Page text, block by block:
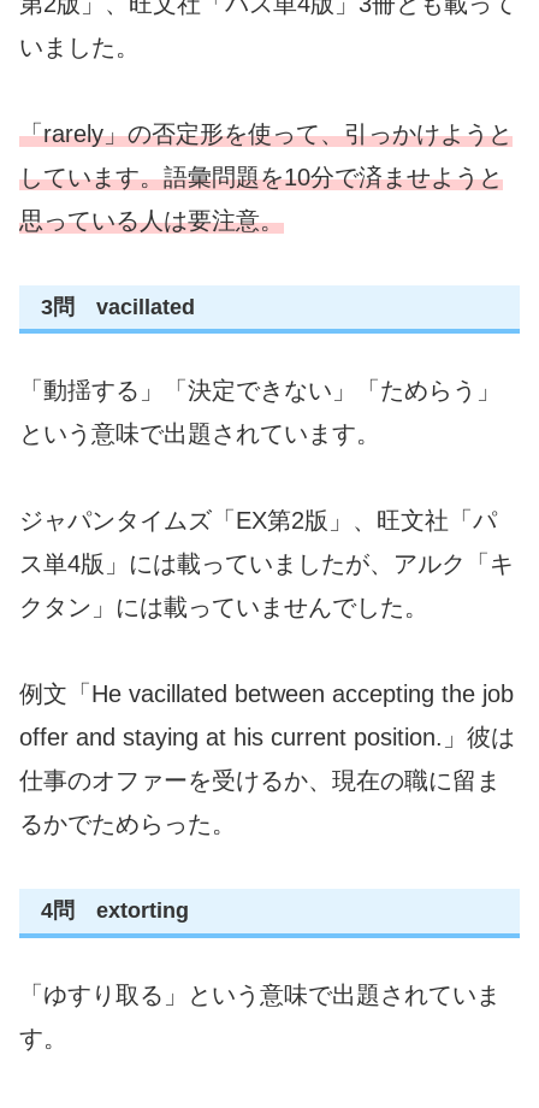
いました。
「rarely」の否定形を使って、引っかけようと
しています。語彙問題を10分で済ませようと
思っている人は要注意。
3問 vacillated
「動揺する」「決定できない」「ためらう」
という意味で出題されています。
ジャパンタイムズ「EX第2版」、旺文社「パ
ス単4版」には載っていましたが、アルク「キ
クタン」には載っていませんでした。
例文「He vacillated between accepting the job
offer and staying at his current position.」彼は
仕事のオファーを受けるか、現在の職に留ま
るかでためらった。
4問 extorting
「ゆすり取る」という意味で出題されていま
す。